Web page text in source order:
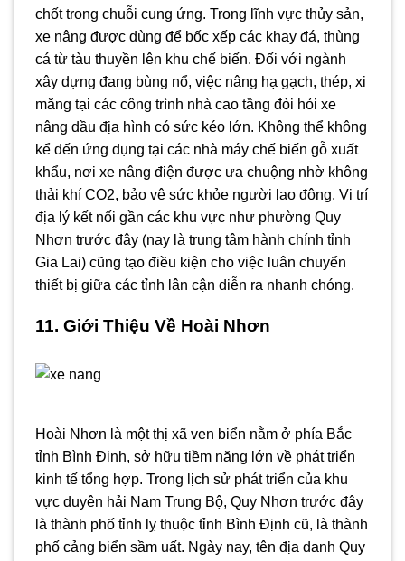
chốt trong chuỗi cung ứng. Trong lĩnh vực thủy sản,
xe nâng được dùng để bốc xếp các khay đá, thùng
cá từ tàu thuyền lên khu chế biến. Đối với ngành
xây dựng đang bùng nổ, việc nâng hạ gạch, thép, xi
măng tại các công trình nhà cao tầng đòi hỏi xe
nâng dầu địa hình có sức kéo lớn. Không thể không
kể đến ứng dụng tại các nhà máy chế biến gỗ xuất
khẩu, nơi xe nâng điện được ưa chuộng nhờ không
thải khí CO2, bảo vệ sức khỏe người lao động. Vị trí
địa lý kết nối gần các khu vực như phường Quy
Nhơn trước đây (nay là trung tâm hành chính tỉnh
Gia Lai) cũng tạo điều kiện cho việc luân chuyển
thiết bị giữa các tỉnh lân cận diễn ra nhanh chóng.
11. Giới Thiệu Về Hoài Nhơn
Hoài Nhơn là một thị xã ven biển nằm ở phía Bắc
tỉnh Bình Định, sở hữu tiềm năng lớn về phát triển
kinh tế tổng hợp. Trong lịch sử phát triển của khu
vực duyên hải Nam Trung Bộ, Quy Nhơn trước đây
là thành phố tỉnh lỵ thuộc tỉnh Bình Định cũ, là thành
phố cảng biển sầm uất. Ngày nay, tên địa danh Quy